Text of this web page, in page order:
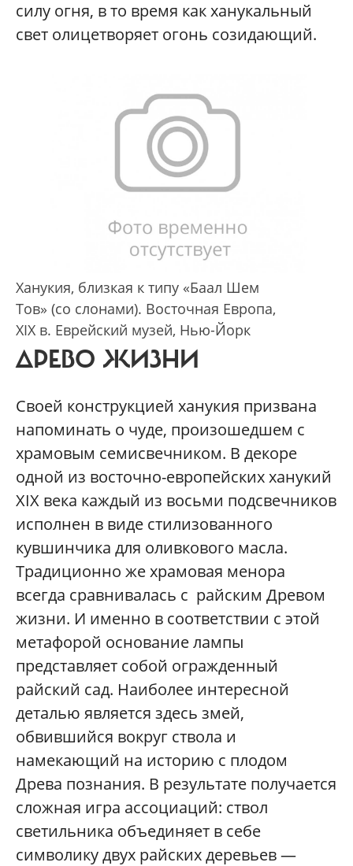
силу огня, в то время как ханукальный
свет олицетворяет огонь созидающий.
Ханукия, близкая к типу «Баал Шем
Тов» (со слонами). Восточная Европа,
XIX в. Еврейский музей, Нью-Йорк
ДРЕВО ЖИЗНИ
Своей конструкцией ханукия призвана
напоминать о чуде, произошедшем с
храмовым семисвечником. В декоре
одной из восточно-европейских ханукий
XIX века каждый из восьми подсвечников
исполнен в виде стилизованного
кувшинчика для оливкового масла.
Традиционно же храмовая менора
всегда сравнивалась с райским Древом
жизни. И именно в соответствии с этой
метафорой основание лампы
представляет собой огражденный
райский сад. Наиболее интересной
деталью является здесь змей,
обвившийся вокруг ствола и
намекающий на историю с плодом
Древа познания. В результате получается
сложная игра ассоциаций: ствол
светильника объединяет в себе
символику двух райских деревьев —